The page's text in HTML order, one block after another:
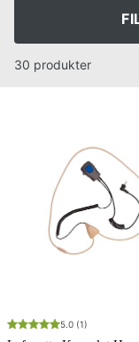
30 produkter
5.0 (1)